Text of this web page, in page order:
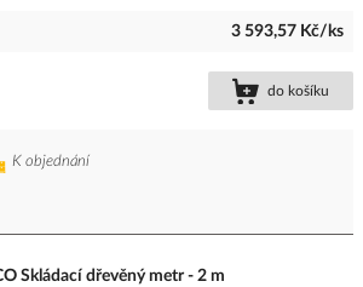
3 593,57 Kč/ks
do košíku
K objednání
Skládací dřevěný metr - 2 m